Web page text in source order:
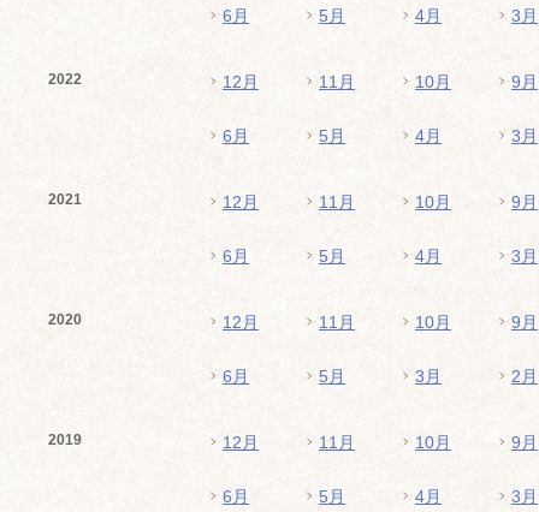
6月 5月 4月 3月
2022 12月 11月 10月 9月
6月 5月 4月 3月
2021 12月 11月 10月 9月
6月 5月 4月 3月
2020 12月 11月 10月 9月
6月 5月 3月 2月
2019 12月 11月 10月 9月
6月 5月 4月 3月